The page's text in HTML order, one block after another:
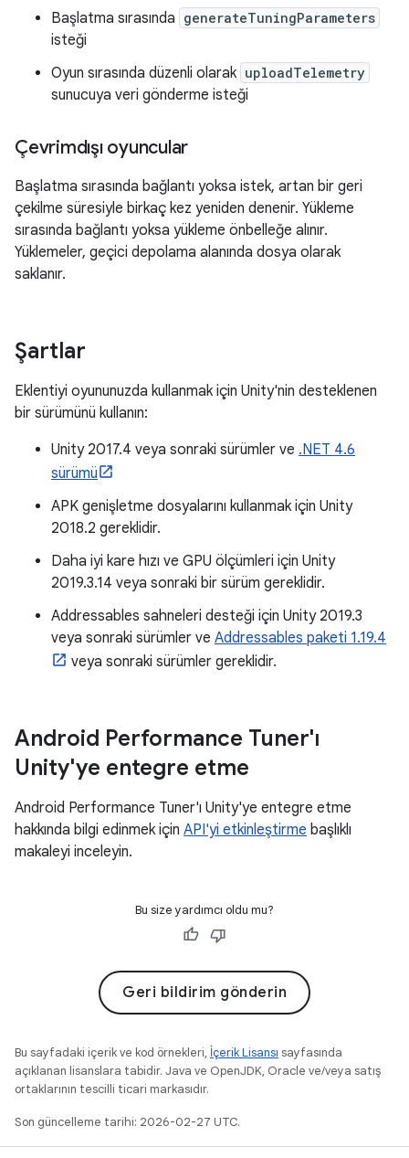
Başlatma sırasında generateTuningParameters
isteği
Oyun sırasında düzenli olarak uploadTelemetry
sunucuya veri gönderme isteği
Çevrimdışı oyuncular
Başlatma sırasında bağlantı yoksa istek, artan bir geri
çekilme süresiyle birkaç kez yeniden denenir. Yükleme
sırasında bağlantı yoksa yükleme önbelleğe alınır.
Yüklemeler, geçici depolama alanında dosya olarak
saklanır.
Şartlar
Eklentiyi oyununuzda kullanmak için Unity'nin desteklenen
bir sürümünü kullanın:
Unity 2017.4 veya sonraki sürümler ve .NET 4.6
sürümü
APK genişletme dosyalarını kullanmak için Unity
2018.2 gereklidir.
Daha iyi kare hızı ve GPU ölçümleri için Unity
2019.3.14 veya sonraki bir sürüm gereklidir.
Addressables sahneleri desteği için Unity 2019.3
veya sonraki sürümler ve Addressables paketi 1.19.4
veya sonraki sürümler gereklidir.
Android Performance Tuner'ı
Unity'ye entegre etme
Android Performance Tuner'ı Unity'ye entegre etme
hakkında bilgi edinmek için API'yi etkinleştirme başlıklı
makaleyi inceleyin.
Bu size yardımcı oldu mu?
Geri bildirim gönderin
Bu sayfadaki içerik ve kod örnekleri, İçerik Lisansı sayfasında
açıklanan lisanslara tabidir. Java ve OpenJDK, Oracle ve/veya satış
ortaklarının tescilli ticari markasıdır.
Son güncelleme tarihi: 2026-02-27 UTC.